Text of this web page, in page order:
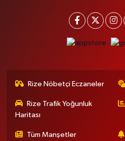
Rize Nöbetçi Eczaneler
Rize Trafik Yoğunluk
Haritası
Tüm Manşetler